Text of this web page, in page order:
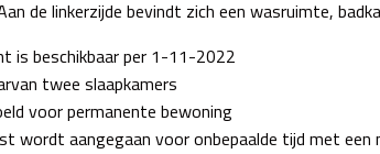
de linkerzijde bevindt zich een wasruimte,
is beschikbaar per 1-11-2022
twee slaapkamers
voor permanente bewoning
wordt aangegaan voor onbepaalde tijd met een